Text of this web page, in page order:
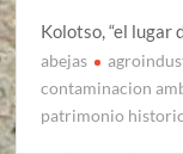
Kolotso, “el lugar
abejas
contaminacion
patrimonio